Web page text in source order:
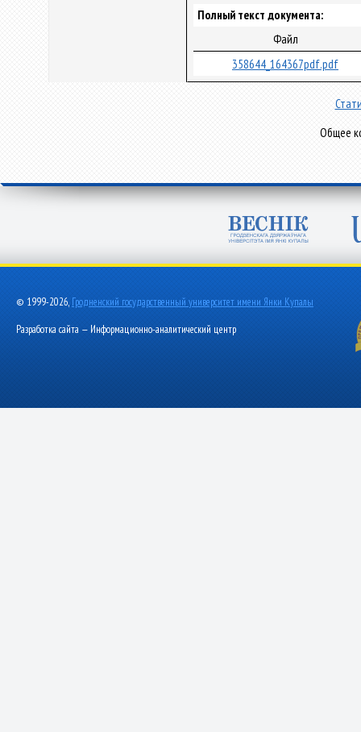
Полный текст документа:
Файл
358644_164367pdf.pdf
Общее
© 1999-2026, Гродненский государственный университет имени Янки Купалы
Разработка сайта — Информационно-аналитический центр